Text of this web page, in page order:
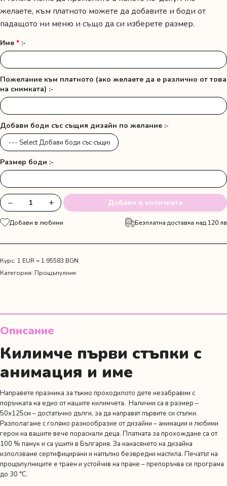
желаете, към платното можете да добавите и боди от
падащото ни меню и също да си изберете размер.
Име * :-
Пожелание към платното (ако желаете да е различно от това
на снимката) :-
Добави боди със същия дизайн по желание :-
Размер боди :-
количество
за
Платно
с
мече
− + Добави в количката
Добави в любими Безплатна доставка над 120 лв
Курс: 1 EUR = 1.95583 BGN
Категория: Прощъпулник
Описание
Килимче първи стъпки с
анимация и име
Направете празника за тъкмо проходилото дете незабравим с
поръчката на едно от нашите килимчета. Налични са в размер –
50х125см – достатъчно дълги, за да направят първите си стъпки.
Разполагаме с голямо разнообразие отдизайни – анимации и любими
герои на вашите вече пораснали деца. Платната за прохождане са от
100 % памук и са ушити в България. За нанасянето на дизайна
използваме сертифицирани и напълно безвредни мастила. Печатът на
прощъпулниците е траен и устойчив на пране – препоръчва се програма
до 30 °C.